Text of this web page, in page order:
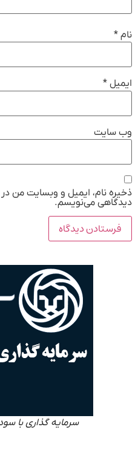
نام *
ایمیل *
وب‌ سایت
ذخیره نام، ایمیل و وبسایت من در
دیدگاهی می‌نویسم.
سرمایه گذاری با سود 40% تضمین